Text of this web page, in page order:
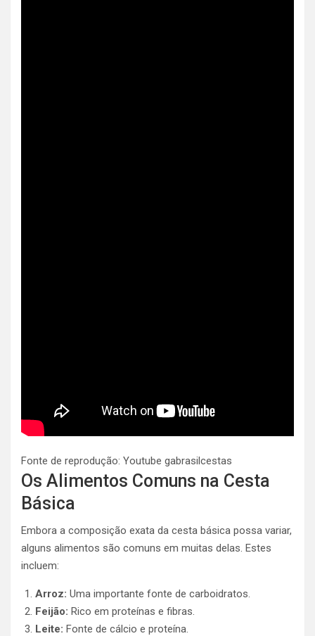
Fonte de reprodução: Youtube gabrasilcestas
Os Alimentos Comuns na Cesta
Básica
Embora a composição exata da cesta básica possa variar,
alguns alimentos são comuns em muitas delas. Estes
incluem:
Arroz: Uma importante fonte de carboidratos.
Feijão: Rico em proteínas e fibras.
Leite: Fonte de cálcio e proteína.